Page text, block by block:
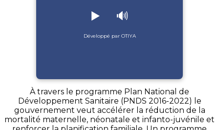
▶️ 🔊
Développé par OTIYA
À travers le programme Plan National de
Développement Sanitaire (PNDS 2016-2022) le
gouvernement veut accélérer la réduction de la
mortalité maternelle, néonatale et infanto-juvénile et